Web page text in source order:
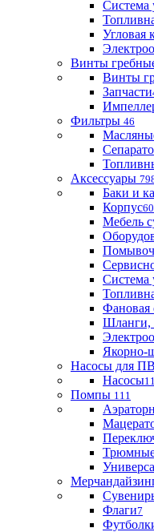
Система
Угловая
Винты
Винты
Запчасти
Фильтры 46
Аксессуары
Баки и
Корпус60
Мебель
Система
Фановая
Шланги,
Якорно-
Насосы для
Насосы11
Помпы 111
Флаги7